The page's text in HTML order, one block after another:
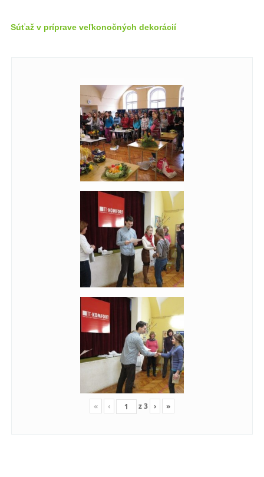
Súťaž v príprave veľkonočných dekorácií
« ‹ z3 › »